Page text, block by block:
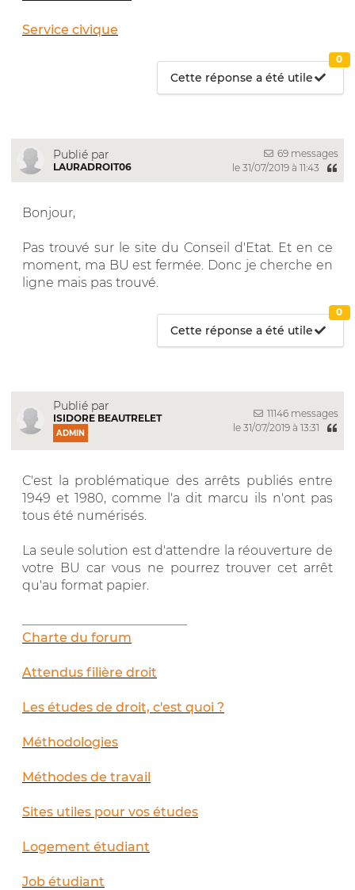
Service civique
Cette réponse a été utile
0
Publié par
LAURADROIT06
69 messages
le 31/07/2019 à 11:43
Bonjour,
Pas trouvé sur le site du Conseil d'Etat. Et en ce
moment, ma BU est fermée. Donc je cherche en
ligne mais pas trouvé.
Cette réponse a été utile
0
Publié par
ISIDORE BEAUTRELET
ADMIN
11146 messages
le 31/07/2019 à 13:31
C'est la problématique des arrêts publiés entre
1949 et 1980, comme l'a dit marcu ils n'ont pas
tous été numérisés.
La seule solution est d'attendre la réouverture de
votre BU car vous ne pourrez trouver cet arrêt
qu'au format papier.
Charte du forum
Attendus filière droit
Les études de droit, c'est quoi ?
Méthodologies
Méthodes de travail
Sites utiles pour vos études
Logement étudiant
Job étudiant